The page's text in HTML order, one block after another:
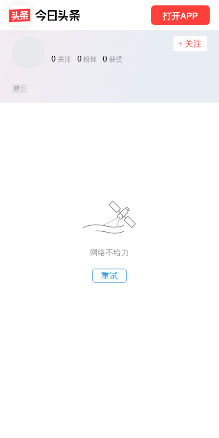
打开APP
0 关注 0 粉丝 0 获赞
+ 关注
IP：
网络不给力
重试